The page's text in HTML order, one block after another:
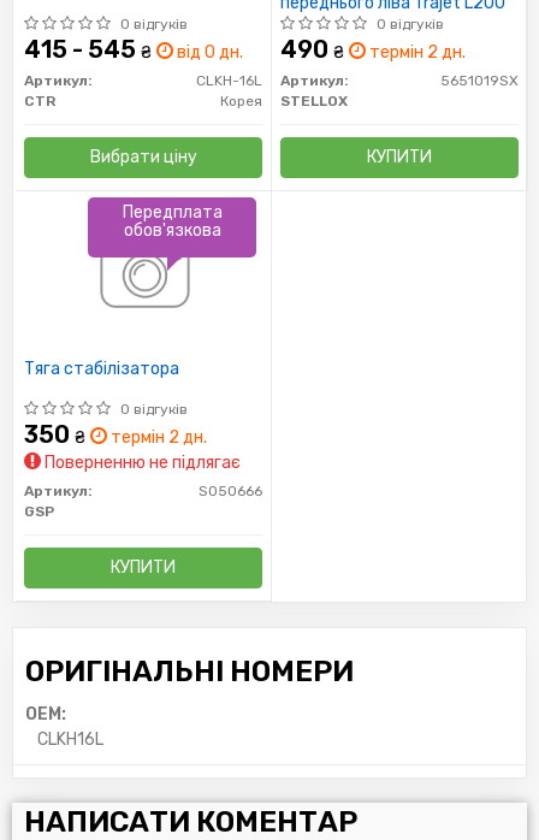
0 відгуків
415 - 545 ₴ від 0 дн.
Артикул:
CLKH-16L
CTR
Корея
Вибрати ціну
0 відгуків
490 ₴ термін 2 дн.
Артикул:
5651019SX
STELLOX
КУПИТИ
Тяга стабілізатора
0 відгуків
350 ₴
термін 2 дн.
Поверненню не підлягає
Артикул:
S050666
GSP
КУПИТИ
Передплата
обов'язкова
ОРИГІНАЛЬНІ НОМЕРИ
OEM:
CLKH16L
НАПИСАТИ КОМЕНТАР